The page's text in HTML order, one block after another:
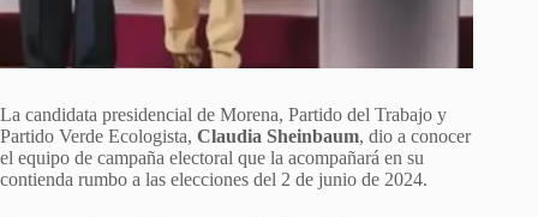
La candidata presidencial de Morena, Partido del Trabajo y
Partido Verde Ecologista, Claudia Sheinbaum, dio a conocer
el equipo de campaña electoral que la acompañará en su
contienda rumbo a las elecciones del 2 de junio de 2024.